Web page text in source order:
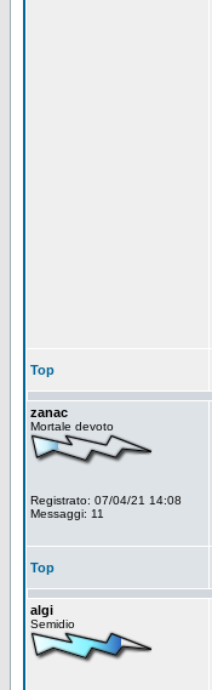
Top
zanac
Mortale devoto
Registrato: 07/04/21 14:08
Messaggi: 11
Top
algi
Semidio